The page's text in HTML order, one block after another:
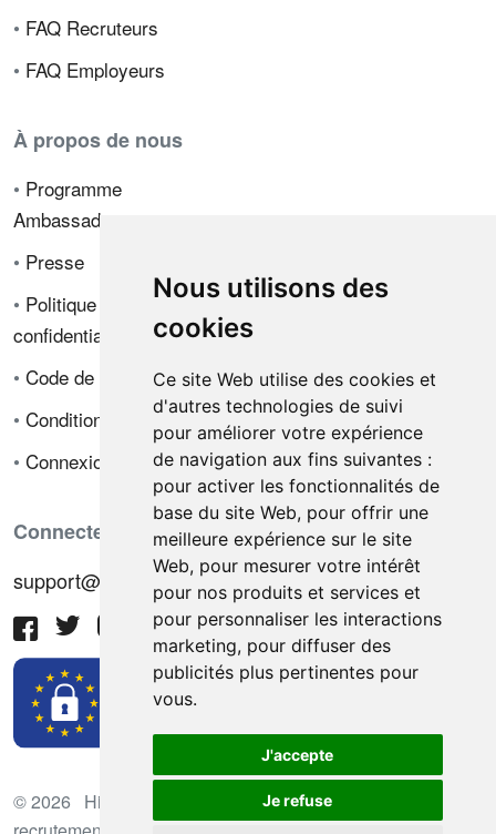
Nous utilisons des
cookies
Ce site Web utilise des cookies et
d'autres technologies de suivi
pour améliorer votre expérience
de navigation aux fins suivantes :
pour activer les fonctionnalités de
base du site Web, pour offrir une
meilleure expérience sur le site
Web, pour mesurer votre intérêt
pour nos produits et services et
pour personnaliser les interactions
marketing, pour diffuser des
publicités plus pertinentes pour
vous.
J'accepte
Je refuse
• FAQ Recruteurs
• FAQ Employeurs
À propos de nous
• Programme
Ambassadeur
• Presse
• Politique de
confidentialité
• Code de déontologie
• Conditions de vente
• Connexion
Connectez-vous avec nous
support@hiringnotes.com
© 2026 Hiring Notes. Plateforme international de